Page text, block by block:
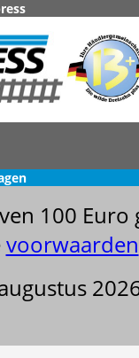
100
voorwaarden